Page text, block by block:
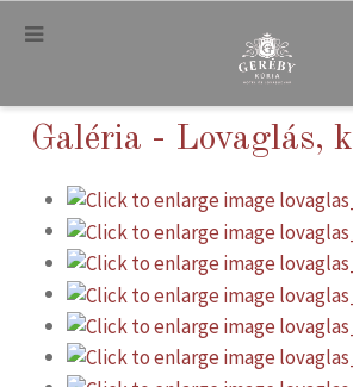
.
Galéria - Lovaglás,